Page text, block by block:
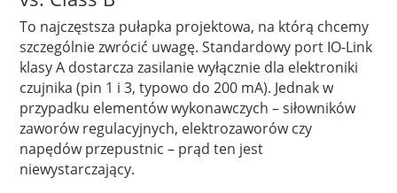
To najczęstsza pułapka projektowa, na którą chcemy
szczególnie zwrócić uwagę. Standardowy port IO-Link
klasy A dostarcza zasilanie wyłącznie dla elektroniki
czujnika (pin 1 i 3, typowo do 200 mA). Jednak w
przypadku elementów wykonawczych – siłowników
zaworów regulacyjnych, elektrozaworów czy
napędów przepustnic – prąd ten jest
niewystarczający.